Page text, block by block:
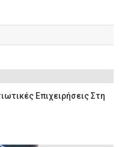
Επιχειρήσεις Στη